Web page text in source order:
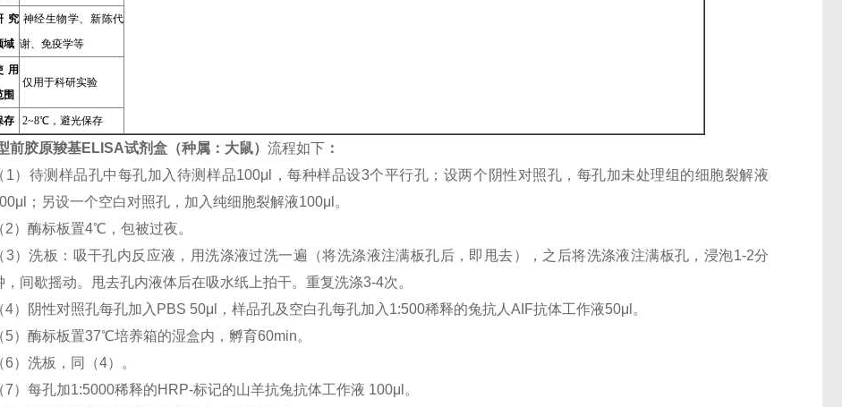
究
域
神经生物学、新陈代
谢、免疫学等
用
围
仅用于科研实验
存 2~8℃，避光保存
型前胶原羧基ELISA试剂盒（种属：大鼠）流程如下 ：
1）待测样品孔中每孔加入待测样品100μl，每种样品设3个平行孔；设两个阴性对照孔，每孔加未处理组的细胞裂解液
；另设一个空白对照孔，加入纯细胞裂解液100μl。
2）酶标板置4℃，包被过夜。
3）洗板：吸干孔内反应液，用洗涤液过洗一遍（将洗涤液注满板孔后，即甩去），之后将洗涤液注满板孔，浸泡1-2分
，间歇摇动。甩去孔内液体后在吸水纸上拍干。重复洗涤3-4次。
4）阴性对照孔每孔加入PBS 50μl，样品孔及空白孔每孔加入1:500稀释的兔抗人AIF抗体工作液50μl。
5）酶标板置37℃培养箱的湿盒内，孵育60min。
6）洗板，同（4）。
7）每孔加1:5000稀释的HRP-标记的山羊抗兔抗体工作液 100μl。